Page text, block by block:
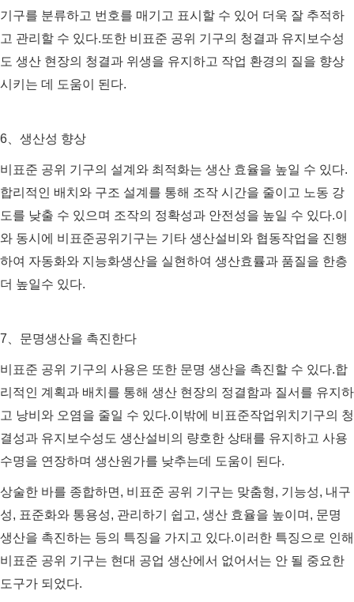
기구를 분류하고 번호를 매기고 표시할 수 있어 더욱 잘 추적하
고 관리할 수 있다.또한 비표준 공위 기구의 청결과 유지보수성
도 생산 현장의 청결과 위생을 유지하고 작업 환경의 질을 향상
시키는 데 도움이 된다.
6、생산성 향상
비표준 공위 기구의 설계와 최적화는 생산 효율을 높일 수 있다.
합리적인 배치와 구조 설계를 통해 조작 시간을 줄이고 노동 강
도를 낮출 수 있으며 조작의 정확성과 안전성을 높일 수 있다.이
와 동시에 비표준공위기구는 기타 생산설비와 협동작업을 진행
하여 자동화와 지능화생산을 실현하여 생산효률과 품질을 한층
더 높일수 있다.
7、문명생산을 촉진한다
비표준 공위 기구의 사용은 또한 문명 생산을 촉진할 수 있다.합
리적인 계획과 배치를 통해 생산 현장의 정결함과 질서를 유지하
고 낭비와 오염을 줄일 수 있다.이밖에 비표준작업위치기구의 청
결성과 유지보수성도 생산설비의 량호한 상태를 유지하고 사용
수명을 연장하며 생산원가를 낮추는데 도움이 된다.
상술한 바를 종합하면, 비표준 공위 기구는 맞춤형, 기능성, 내구
성, 표준화와 통용성, 관리하기 쉽고, 생산 효율을 높이며, 문명
생산을 촉진하는 등의 특징을 가지고 있다.이러한 특징으로 인해
비표준 공위 기구는 현대 공업 생산에서 없어서는 안 될 중요한
도구가 되었다.